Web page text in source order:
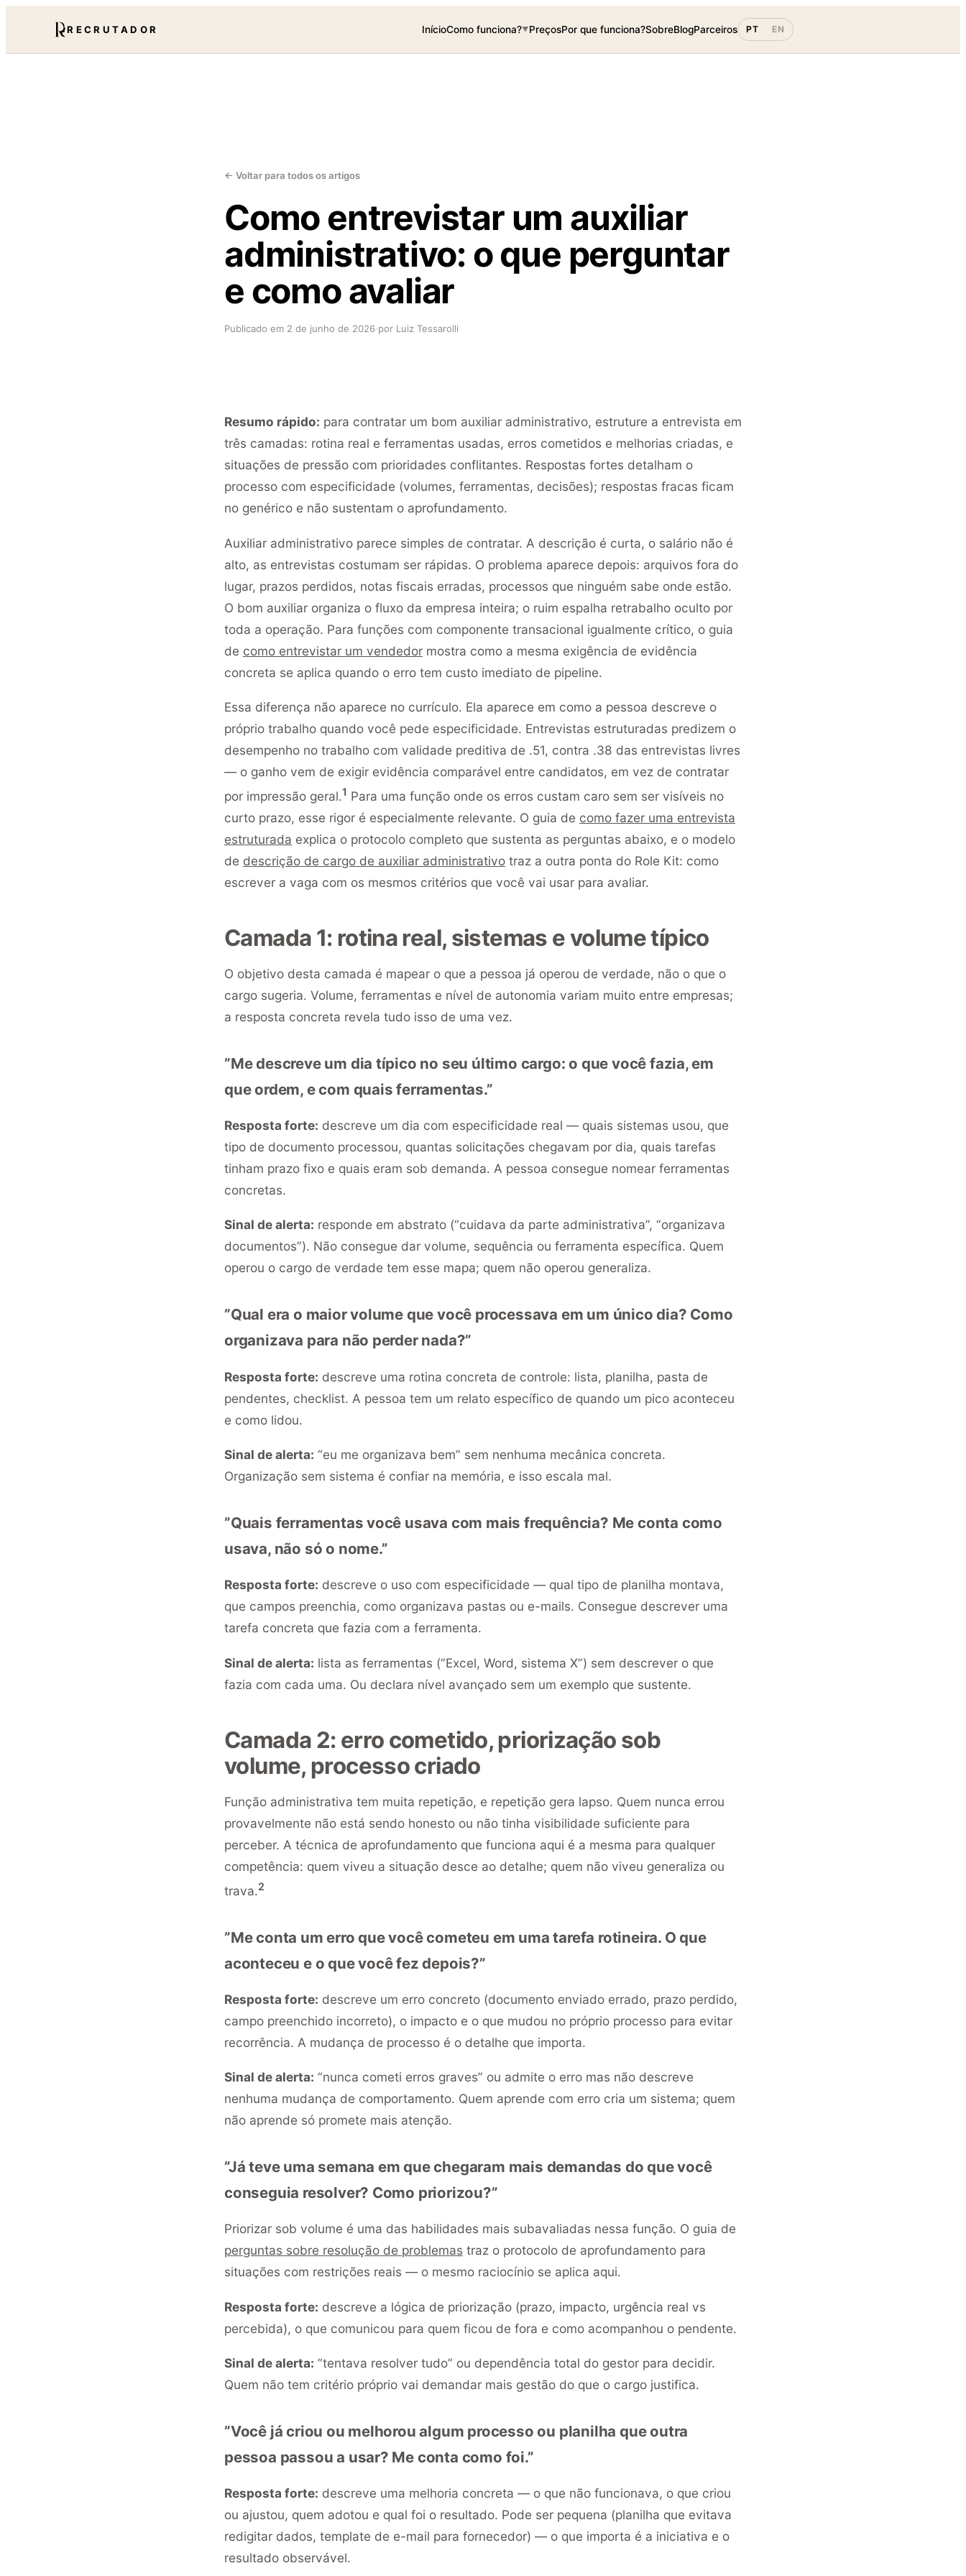
RECRUTADOR InícioComo funciona?▼PreçosPor que funciona?SobreBlogParceiros PT EN
← Voltar para todos os artigos
Como entrevistar um auxiliar
administrativo: o que perguntar
e como avaliar
Publicado em 2 de junho de 2026·por Luiz Tessarolli
Resumo rápido: para contratar um bom auxiliar administrativo, estruture a entrevista em
três camadas: rotina real e ferramentas usadas, erros cometidos e melhorias criadas, e
situações de pressão com prioridades conflitantes. Respostas fortes detalham o
processo com especificidade (volumes, ferramentas, decisões); respostas fracas ficam
no genérico e não sustentam o aprofundamento.
Auxiliar administrativo parece simples de contratar. A descrição é curta, o salário não é
alto, as entrevistas costumam ser rápidas. O problema aparece depois: arquivos fora do
lugar, prazos perdidos, notas fiscais erradas, processos que ninguém sabe onde estão.
O bom auxiliar organiza o fluxo da empresa inteira; o ruim espalha retrabalho oculto por
toda a operação. Para funções com componente transacional igualmente crítico, o guia
de como entrevistar um vendedor mostra como a mesma exigência de evidência
concreta se aplica quando o erro tem custo imediato de pipeline.
Essa diferença não aparece no currículo. Ela aparece em como a pessoa descreve o
próprio trabalho quando você pede especificidade. Entrevistas estruturadas predizem o
desempenho no trabalho com validade preditiva de .51, contra .38 das entrevistas livres
— o ganho vem de exigir evidência comparável entre candidatos, em vez de contratar
por impressão geral.1 Para uma função onde os erros custam caro sem ser visíveis no
curto prazo, esse rigor é especialmente relevante. O guia de como fazer uma entrevista
estruturada explica o protocolo completo que sustenta as perguntas abaixo, e o modelo
de descrição de cargo de auxiliar administrativo traz a outra ponta do Role Kit: como
escrever a vaga com os mesmos critérios que você vai usar para avaliar.
Camada 1: rotina real, sistemas e volume típico
O objetivo desta camada é mapear o que a pessoa já operou de verdade, não o que o
cargo sugeria. Volume, ferramentas e nível de autonomia variam muito entre empresas;
a resposta concreta revela tudo isso de uma vez.
”Me descreve um dia típico no seu último cargo: o que você fazia, em
que ordem, e com quais ferramentas.”
Resposta forte: descreve um dia com especificidade real — quais sistemas usou, que
tipo de documento processou, quantas solicitações chegavam por dia, quais tarefas
tinham prazo fixo e quais eram sob demanda. A pessoa consegue nomear ferramentas
concretas.
Sinal de alerta: responde em abstrato (“cuidava da parte administrativa”, “organizava
documentos”). Não consegue dar volume, sequência ou ferramenta específica. Quem
operou o cargo de verdade tem esse mapa; quem não operou generaliza.
”Qual era o maior volume que você processava em um único dia? Como
organizava para não perder nada?”
Resposta forte: descreve uma rotina concreta de controle: lista, planilha, pasta de
pendentes, checklist. A pessoa tem um relato específico de quando um pico aconteceu
e como lidou.
Sinal de alerta: “eu me organizava bem” sem nenhuma mecânica concreta.
Organização sem sistema é confiar na memória, e isso escala mal.
”Quais ferramentas você usava com mais frequência? Me conta como
usava, não só o nome.”
Resposta forte: descreve o uso com especificidade — qual tipo de planilha montava,
que campos preenchia, como organizava pastas ou e-mails. Consegue descrever uma
tarefa concreta que fazia com a ferramenta.
Sinal de alerta: lista as ferramentas (“Excel, Word, sistema X”) sem descrever o que
fazia com cada uma. Ou declara nível avançado sem um exemplo que sustente.
Camada 2: erro cometido, priorização sob
volume, processo criado
Função administrativa tem muita repetição, e repetição gera lapso. Quem nunca errou
provavelmente não está sendo honesto ou não tinha visibilidade suficiente para
perceber. A técnica de aprofundamento que funciona aqui é a mesma para qualquer
competência: quem viveu a situação desce ao detalhe; quem não viveu generaliza ou
trava.2
”Me conta um erro que você cometeu em uma tarefa rotineira. O que
aconteceu e o que você fez depois?”
Resposta forte: descreve um erro concreto (documento enviado errado, prazo perdido,
campo preenchido incorreto), o impacto e o que mudou no próprio processo para evitar
recorrência. A mudança de processo é o detalhe que importa.
Sinal de alerta: “nunca cometi erros graves” ou admite o erro mas não descreve
nenhuma mudança de comportamento. Quem aprende com erro cria um sistema; quem
não aprende só promete mais atenção.
”Já teve uma semana em que chegaram mais demandas do que você
conseguia resolver? Como priorizou?”
Priorizar sob volume é uma das habilidades mais subavaliadas nessa função. O guia de
perguntas sobre resolução de problemas traz o protocolo de aprofundamento para
situações com restrições reais — o mesmo raciocínio se aplica aqui.
Resposta forte: descreve a lógica de priorização (prazo, impacto, urgência real vs
percebida), o que comunicou para quem ficou de fora e como acompanhou o pendente.
Sinal de alerta: “tentava resolver tudo” ou dependência total do gestor para decidir.
Quem não tem critério próprio vai demandar mais gestão do que o cargo justifica.
”Você já criou ou melhorou algum processo ou planilha que outra
pessoa passou a usar? Me conta como foi.”
Resposta forte: descreve uma melhoria concreta — o que não funcionava, o que criou
ou ajustou, quem adotou e qual foi o resultado. Pode ser pequena (planilha que evitava
redigitar dados, template de e-mail para fornecedor) — o que importa é a iniciativa e o
resultado observável.